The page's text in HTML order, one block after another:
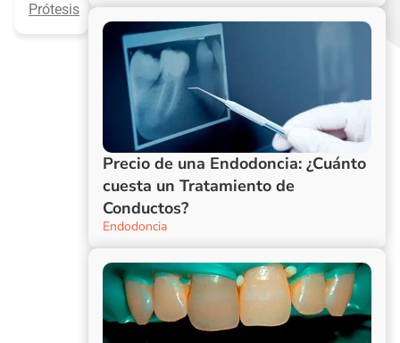
Prótesis
Precio de una Endodoncia: ¿Cuánto
cuesta un Tratamiento de
Conductos?
Endodoncia